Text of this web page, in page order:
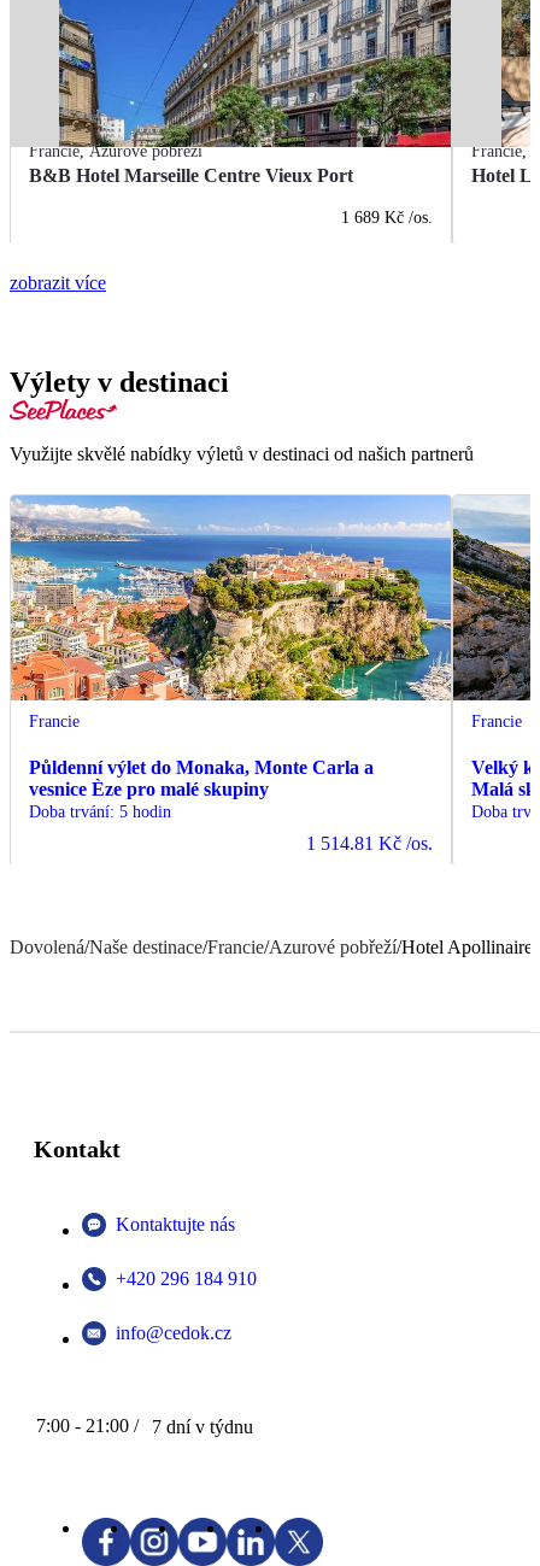
Francie,Azurové pobřeží
B&B Hotel Marseille Centre Vieux Port
1 689 Kč /os.
Francie,
Hotel
zobrazit více
Výlety v destinaci
Využijte skvělé nabídky výletů v destinaci od našich partnerů
Francie
Půldenní výlet do Monaka, Monte Carla a
vesnice Èze pro malé skupiny
Doba trvání: 5 hodin
1 514.81 Kč /os.
Francie
Velký
Malá
Doba
Dovolená/Naše destinace/Francie/Azurové pobřeží/Hotel Apollinaire
Kontakt
Kontaktujte nás
+420 296 184 910
info@cedok.cz
7:00 - 21:00 / 7 dní v týdnu